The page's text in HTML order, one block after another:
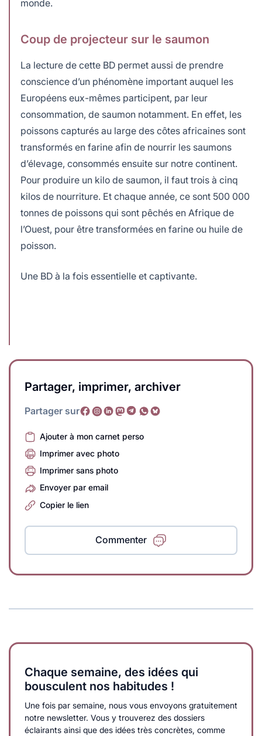
monde.
Coup de projecteur sur le saumon
La lecture de cette BD permet aussi de prendre
conscience d’un phénomène important auquel les
Européens eux-mêmes participent, par leur
consommation, de saumon notamment. En effet, les
poissons capturés au large des côtes africaines sont
transformés en farine afin de nourrir les saumons
d’élevage, consommés ensuite sur notre continent.
Pour produire un kilo de saumon, il faut trois à cinq
kilos de nourriture. Et chaque année, ce sont 500 000
tonnes de poissons qui sont pêchés en Afrique de
l’Ouest, pour être transformées en farine ou huile de
poisson.
Une BD à la fois essentielle et captivante.
Partager, imprimer, archiver
Partager sur
Ajouter à mon carnet perso
Imprimer avec photo
Imprimer sans photo
Envoyer par email
Copier le lien
Commenter
Chaque semaine, des idées qui
bousculent nos habitudes !
Une fois par semaine, nous vous envoyons gratuitement
notre newsletter. Vous y trouverez des dossiers
éclairants ainsi que des idées très concrètes, comme